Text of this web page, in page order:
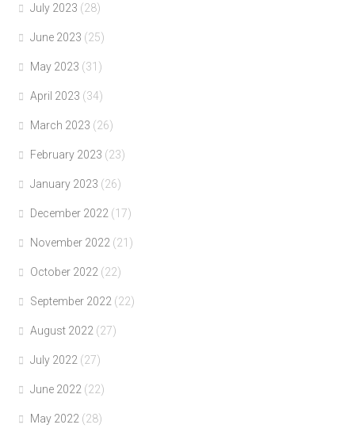
July 2023 (28)
June 2023 (25)
May 2023 (31)
April 2023 (34)
March 2023 (26)
February 2023 (23)
January 2023 (26)
December 2022 (17)
November 2022 (21)
October 2022 (22)
September 2022 (22)
August 2022 (27)
July 2022 (27)
June 2022 (22)
May 2022 (28)